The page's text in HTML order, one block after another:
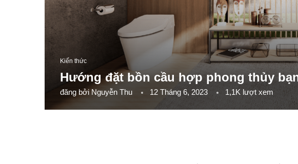
Kiến thức
Hướng đặt bồn cầu hợp phong thủy
đăng bởi Nguyễn Thu 12 Tháng 6, 2023 1,1K lượt xem